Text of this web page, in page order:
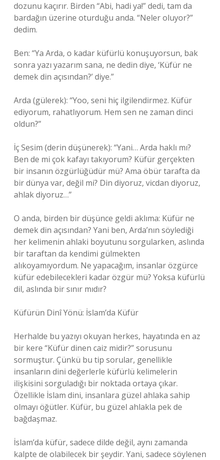
dozunu kaçırır. Birden “Abi, hadi ya!” dedi, tam da
bardağın üzerine oturduğu anda. “Neler oluyor?”
dedim.
Ben: “Ya Arda, o kadar küfürlü konuşuyorsun, bak
sonra yazı yazarım sana, ne dedin diye, ‘Küfür ne
demek din açısından?’ diye.”
Arda (gülerek): “Yoo, seni hiç ilgilendirmez. Küfür
ediyorum, rahatlıyorum. Hem sen ne zaman dinci
oldun?”
İç Sesim (derin düşünerek): “Yani… Arda haklı mı?
Ben de mi çok kafayı takıyorum? Küfür gerçekten
bir insanın özgürlüğüdür mü? Ama öbür tarafta da
bir dünya var, değil mi? Din diyoruz, vicdan diyoruz,
ahlak diyoruz…”
O anda, birden bir düşünce geldi aklıma: Küfür ne
demek din açısından? Yani ben, Arda’nın söylediği
her kelimenin ahlaki boyutunu sorgularken, aslında
bir taraftan da kendimi gülmekten
alıkoyamıyordum. Ne yapacağım, insanlar özgürce
küfür edebilecekleri kadar özgür mü? Yoksa küfürlü
dil, aslında bir sınır mıdır?
Küfürün Dinî Yönü: İslam’da Küfür
Herhalde bu yazıyı okuyan herkes, hayatında en az
bir kere “Küfür dinen caiz midir?” sorusunu
sormuştur. Çünkü bu tip sorular, genellikle
insanların dini değerlerle küfürlü kelimelerin
ilişkisini sorguladığı bir noktada ortaya çıkar.
Özellikle İslam dini, insanlara güzel ahlaka sahip
olmayı öğütler. Küfür, bu güzel ahlakla pek de
bağdaşmaz.
İslam’da küfür, sadece dilde değil, aynı zamanda
kalpte de olabilecek bir şeydir. Yani, sadece söylenen